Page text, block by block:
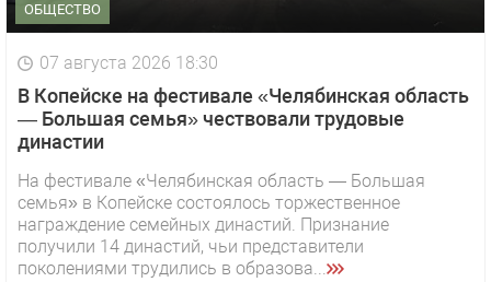
ОБЩЕСТВО
07 августа 2026 18:30
В Копейске на фестивале «Челябинская область
— Большая семья» чествовали трудовые
династии
На фестивале «Челябинская область — Большая
семья» в Копейске состоялось торжественное
награждение семейных династий. Признание
получили 14 династий, чьи представители
поколениями трудились в образова...